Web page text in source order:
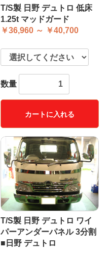
T/S製 日野 デュトロ 低床
1.25t マッドガード
￥36,960 ～ ￥40,700
数量
カートに入れる
T/S製 日野 デュトロ ワイ
パーアンダーパネル 3分割
■日野 デュトロ